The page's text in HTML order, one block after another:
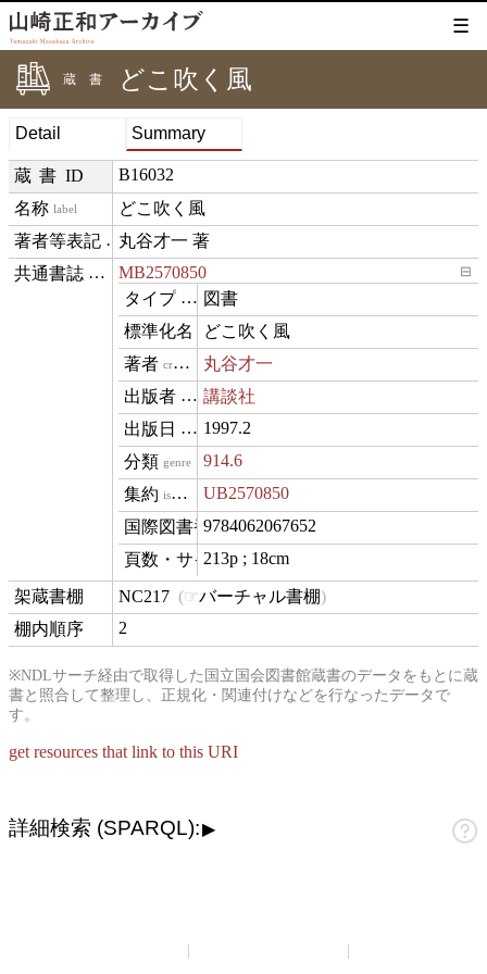
☰
蔵書 どこ吹く風
Detail Summary
蔵書ID B16032
label どこ吹く風
creditText
丸谷才一 著
exemplarOfMB2570850 ⊟
type 図書
name
どこ吹く風
creator 丸谷才一
publisher講談社
datePublished
1997.2
genre 914.6
isVariantOf UB2570850
isbn
9784062067652
materialExtent
213p ; 18cm
contentLocation
NC217 バーチャル書棚
position
2
※NDLサーチ経由で取得した国立国会図書館蔵書のデータをもとに蔵
書と照合して整理し、正規化・関連付けなどを行なったデータで
す。
get resources that link to this URI
詳細検索 (SPARQL):▶